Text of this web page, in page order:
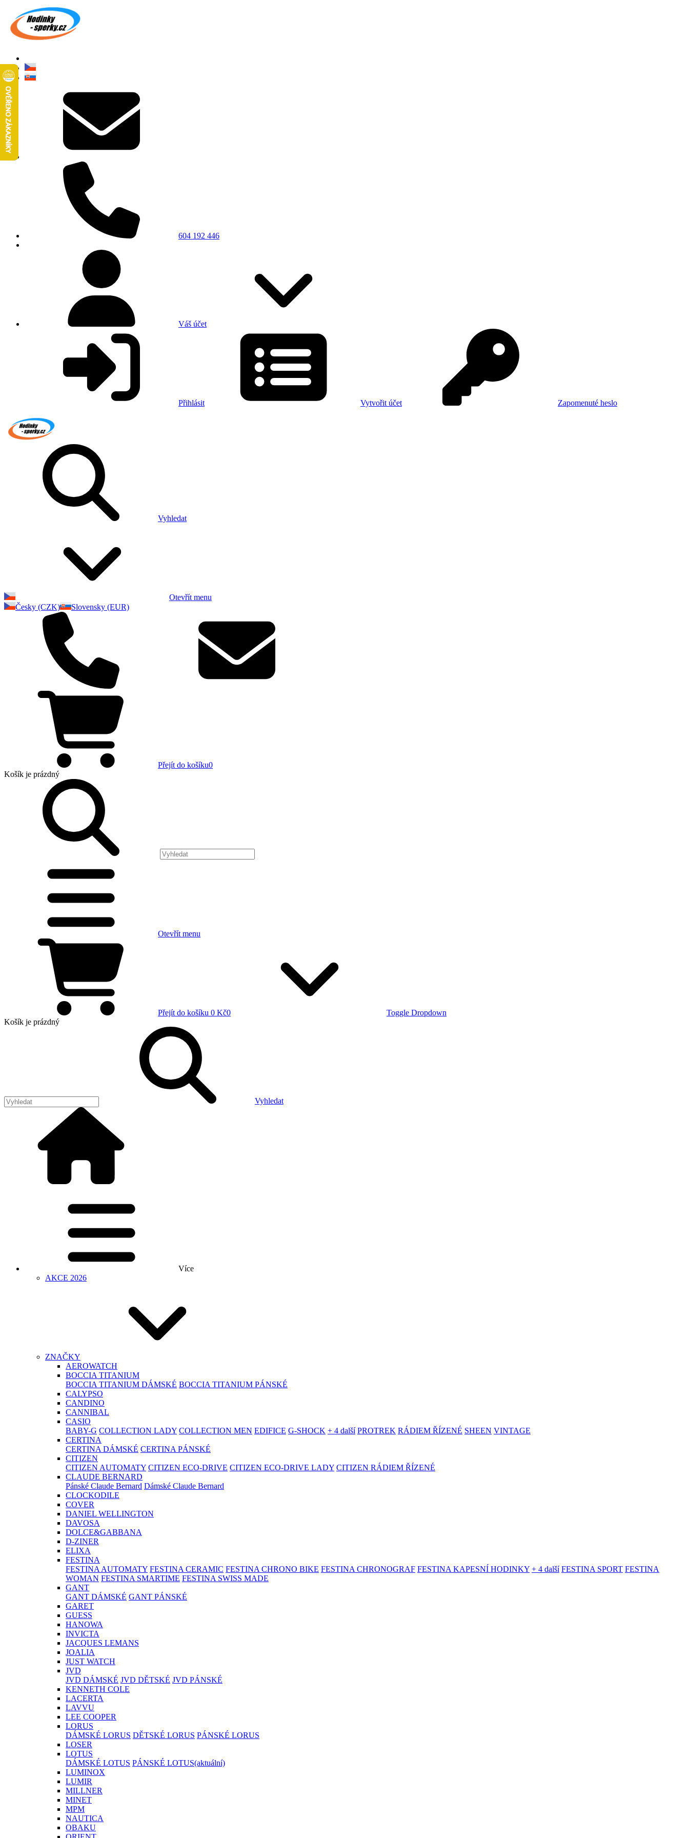
604 192 446
Váš účet
Přihlásit Vytvořit účet Zapomenuté heslo
Vyhledat
Otevřít menu
Česky (CZK)
Slovensky (EUR)
Přejít do košíku0
Košík je prázdný
Otevřít menu
Přejít do košíku 0 Kč0
Toggle Dropdown
Košík je prázdný
Vyhledat
Více
AKCE 2026
ZNAČKY
AEROWATCH
BOCCIA TITANIUM
BOCCIA TITANIUM DÁMSKÉ BOCCIA TITANIUM PÁNSKÉ
CALYPSO
CANDINO
CANNIBAL
CASIO
BABY-G COLLECTION LADY COLLECTION MEN EDIFICE G-SHOCK + 4 další PROTREK RÁDIEM ŘÍZENÉ SHEEN VINTAGE
CERTINA
CERTINA DÁMSKÉ CERTINA PÁNSKÉ
CITIZEN
CITIZEN AUTOMATY CITIZEN ECO-DRIVE CITIZEN ECO-DRIVE LADY CITIZEN RÁDIEM ŘÍZENÉ
CLAUDE BERNARD
Pánské Claude Bernard Dámské Claude Bernard
CLOCKODILE
COVER
DANIEL WELLINGTON
DAVOSA
DOLCE&GABBANA
D-ZINER
ELIXA
FESTINA
FESTINA AUTOMATY FESTINA CERAMIC FESTINA CHRONO BIKE FESTINA CHRONOGRAF FESTINA KAPESNÍ HODINKY + 4 další FESTINA SPORT FESTINA
WOMAN FESTINA SMARTIME FESTINA SWISS MADE
GANT
GANT DÁMSKÉ GANT PÁNSKÉ
GARET
GUESS
HANOWA
INVICTA
JACQUES LEMANS
JOALIA
JUST WATCH
JVD
JVD DÁMSKÉ JVD DĚTSKÉ JVD PÁNSKÉ
KENNETH COLE
LACERTA
LAVVU
LEE COOPER
LORUS
DÁMSKÉ LORUS DĚTSKÉ LORUS PÁNSKÉ LORUS
LOSER
LOTUS
DÁMSKÉ LOTUS PÁNSKÉ LOTUS(aktuální)
LUMINOX
LUMIR
MILLNER
MINET
MPM
NAUTICA
OBAKU